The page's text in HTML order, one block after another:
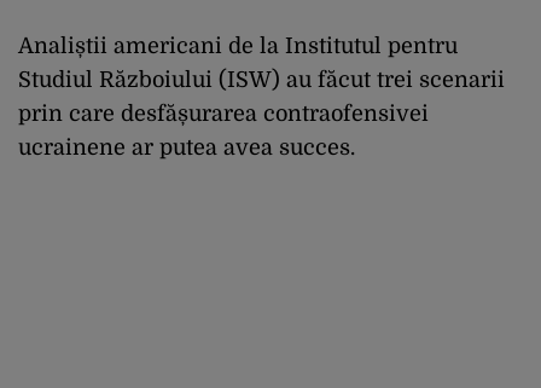
Analiștii americani de la Institutul pentru
Studiul Războiului (ISW) au făcut trei scenarii
prin care desfășurarea contraofensivei
ucrainene ar putea avea succes.